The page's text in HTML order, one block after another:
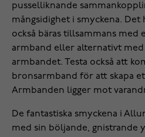
pusselliknande
mångsidighet i smyckena. Det
också bäras tillsammans med
armband eller alternativt
armbandet. Testa också att
bronsarmband för att skapa
Armbanden ligger mot
De fantastiska smyckena i
med sin böljande, gnistrande